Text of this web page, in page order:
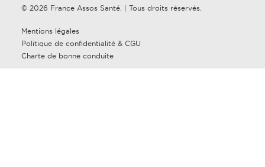
© 2026 France Assos Santé. | Tous droits réservés.
Mentions légales
Politique de confidentialité & CGU
Charte de bonne conduite